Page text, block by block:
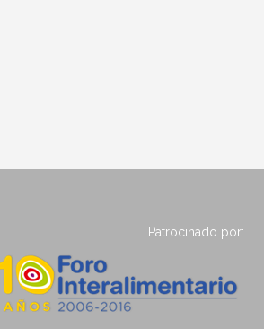
Patrocinado por: